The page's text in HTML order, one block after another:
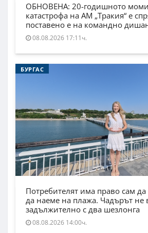
ОБНОВЕНА: 20-годишното
катастрофа на АМ „Тракия“ е
поставено е на командно
08.08.2026 17:11ч.
БУРГАС
Потребителят има право сам да
да наеме на плажа. Чадърът не
задължително с два шезлонга
08.08.2026 14:00ч.